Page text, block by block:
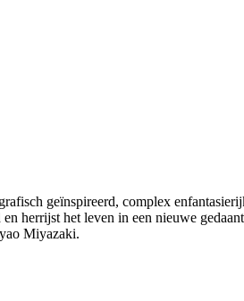
geïnspireerd, complex
herrijst het leven in een nieuwe
Miyazaki.